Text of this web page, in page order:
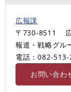
広報課
〒730-8511
報道・戦略グル
電話：082-
お問い合わ